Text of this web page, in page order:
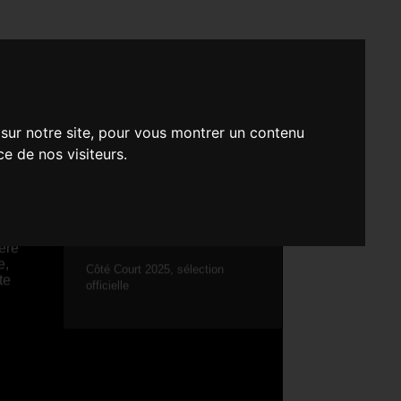
notre site, pour vous montrer un contenu
de nos visiteurs.
Côté Court 2025, sélection
officielle